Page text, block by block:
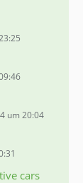
um 20:04
cars